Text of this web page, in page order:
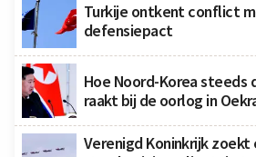
Turkije ontkent conflict
defensiepact
Hoe Noord-Korea
raakt bij de oorlog in
Verenigd Koninkrijk zoekt